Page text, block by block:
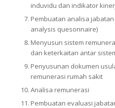
induvidu dan indikator
Pembuatan analisa
analysis quesonnaire)
Menyusun sistem
dan keterkaitan antar
Penyusunan dokumen
remunerasi rumah sakit
Analisa remunerasi
Pembuatan evaluasi